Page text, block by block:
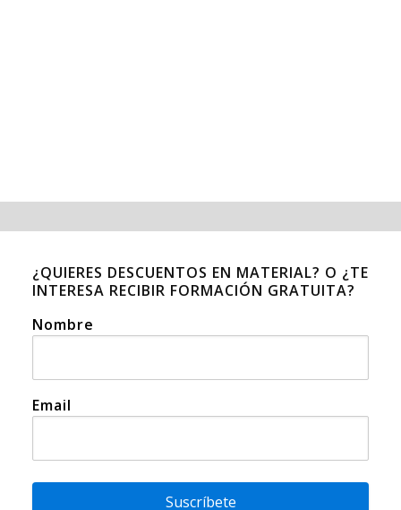
¿QUIERES DESCUENTOS EN MATERIAL? O ¿TE
INTERESA RECIBIR FORMACIÓN GRATUITA?
Nombre
Email
Suscríbete